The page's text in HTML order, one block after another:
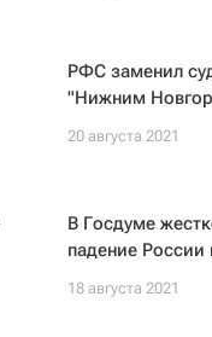
РФС заменил
"Нижним
20 августа 2021
В Госдуме
падение
18 августа 2021